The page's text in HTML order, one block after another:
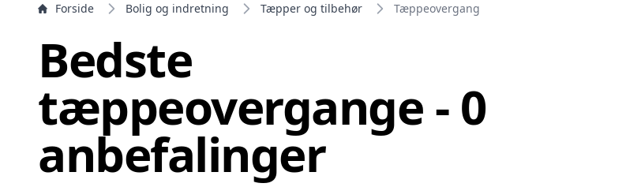
Forside Bolig og indretning Tæpper og tilbehør Tæppeovergang
Bedste
tæppeovergange - 0
anbefalinger